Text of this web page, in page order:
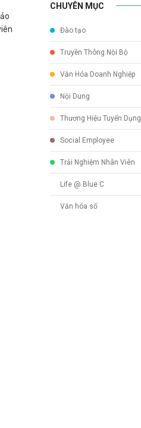
CHUYÊN MỤC
Đào tạo
Truyền Thông Nội Bộ
Văn Hóa Doanh Nghiệp
Nội Dung
Thương Hiệu Tuyển Dụng
Social Employee
Trải Nghiệm Nhân Viên
Life @ Blue C
Văn hóa số